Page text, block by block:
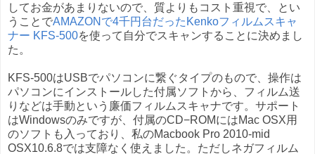
してお金があまりないので、質よりもコスト重視で、とい
うことでAMAZONで4千円台だったKenkoフィルムスキャ
ナー KFS-500を使って自分でスキャンすることに決めまし
た。
KFS-500はUSBでパソコンに繋ぐタイプのもので、操作は
パソコンにインストールした付属ソフトから、フィルム送
りなどは手動という廉価フィルムスキャナです。サポート
はWindowsのみですが、付属のCD−ROMにはMac OSX用
のソフトも入っており、私のMacbook Pro 2010-mid
OSX10.6.8では支障なく使えました。ただしネガフィルム